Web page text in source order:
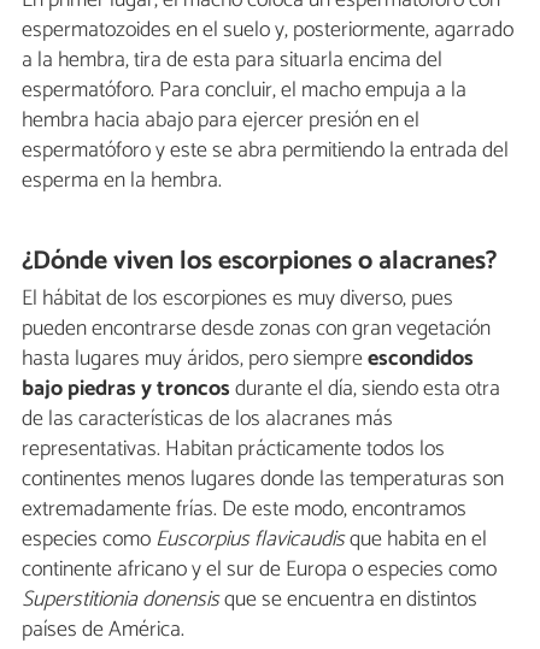
espermatozoides en el suelo y, posteriormente, agarrado
a la hembra, tira de esta para situarla encima del
espermatóforo. Para concluir, el macho empuja a la
hembra hacia abajo para ejercer presión en el
espermatóforo y este se abra permitiendo la entrada del
esperma en la hembra.
¿Dónde viven los escorpiones o alacranes?
El hábitat de los escorpiones es muy diverso, pues
pueden encontrarse desde zonas con gran vegetación
hasta lugares muy áridos, pero siempreescondidos
bajo piedras y troncosdurante el día, siendo esta otra
de las características de los alacranes más
representativas. Habitan prácticamente todos los
continentes menos lugares donde las temperaturas son
extremadamente frías. De este modo, encontramos
especies comoEuscorpius flavicaudisque habita en el
continente africano y el sur de Europa o especies como
Superstitionia donensisque se encuentra en distintos
países de América.